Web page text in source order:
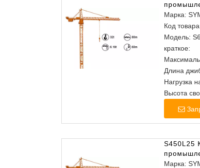
из
Марка:
Код
Модель:
краткое:
Длина
Нагрузка
Высота
S450L25
Марка: